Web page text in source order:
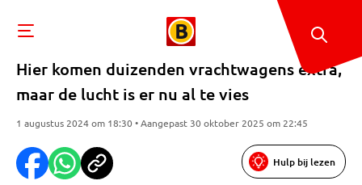
Hier komen duizenden vrachtwagens extra,
maar de lucht is er nu al te vies
1 augustus 2024 om 18:30 • Aangepast 30 oktober 2025 om 22:45
Hulp bij lezen